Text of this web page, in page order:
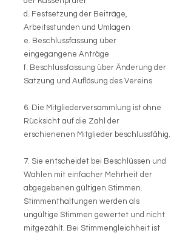
d. Festsetzung der Beiträge,
Arbeitsstunden und Umlagen
e. Beschlussfassung über
eingegangene Anträge
f. Beschlussfassung über Änderung der
Satzung und Auflösung des Vereins
6. Die Mitgliederversammlung ist ohne
Rücksicht auf die Zahl der
erschienenen Mitglieder beschlussfähig.
7. Sie entscheidet bei Beschlüssen und
Wahlen mit einfacher Mehrheit der
abgegebenen gültigen Stimmen.
Stimmenthaltungen werden als
ungültige Stimmen gewertet und nicht
mitgezählt. Bei Stimmengleichheit ist